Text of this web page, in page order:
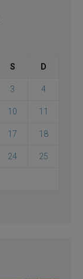
S D
3 4
10 11
17 18
24 25